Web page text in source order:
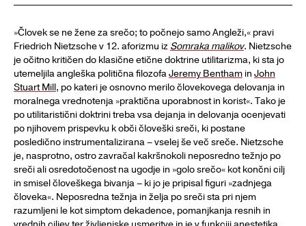
»Človek se ne žene za srečo; to počnejo samo Angleži,« pravi
Friedrich Nietzsche v 12. aforizmu iz Somraka malikov. Nietzsche
je očitno kritičen do klasične etične doktrine utilitarizma, ki sta jo
utemeljila angleška politična filozofaJeremy Bentham in John
Stuart Mill, po kateri je osnovno merilo človekovega delovanja in
moralnega vrednotenja »praktična uporabnost in korist«. Tako je
po utilitaristični doktrini treba vsa dejanja in delovanja ocenjevati
po njihovem prispevku k obči človeški sreči, ki postane
posledično instrumentalizirana – vselej še več sreče. Nietzsche
je, nasprotno, ostro zavračal kakršnokoli neposredno težnjo po
sreči ali osredotočenost na ugodje in »golo srečo« kot končni cilj
in smisel človeškega bivanja – ki jo je pripisal figuri »zadnjega
človeka«. Neposredna težnja in želja po sreči sta pri njem
razumljeni le kot simptom dekadence, pomanjkanja resnih in